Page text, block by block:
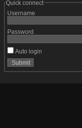
Quick connect
Username
Password
Auto login